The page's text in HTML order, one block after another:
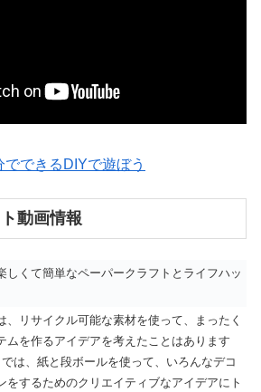
でできるDIYで遊ぼう
動画情報
しくて簡単なペーパークラフトとライフハッ
、リサイクル可能な素材を使って、まったく
ムを作るアイデアを考えたことはあります
は、紙と段ボールを使って、いろんなデコ
をするためのクリエイティブなアイデアにト